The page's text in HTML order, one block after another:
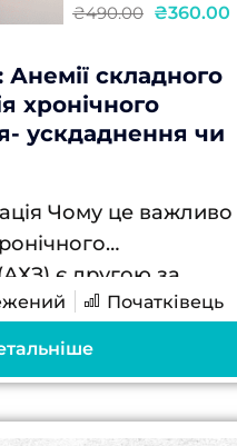
₴490.00 ₴360.00
Анемії складного
хронічного
ускдаднення чи
Чому це важливо
є другою за
анемії після
зустрічається у 30-
Початківець